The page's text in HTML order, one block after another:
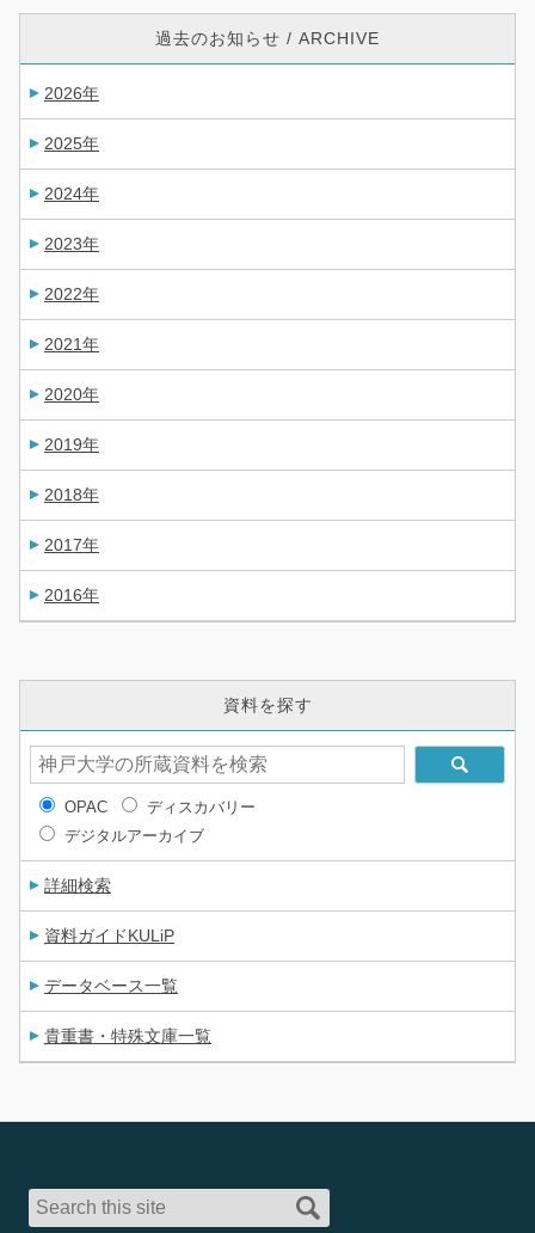
過去のお知らせ / ARCHIVE
2026年
2025年
2024年
2023年
2022年
2021年
2020年
2019年
2018年
2017年
2016年
資料を探す
OPAC
ディスカバリー
デジタルアーカイブ
詳細検索
資料ガイドKULiP
データベース一覧
貴重書・特殊文庫一覧